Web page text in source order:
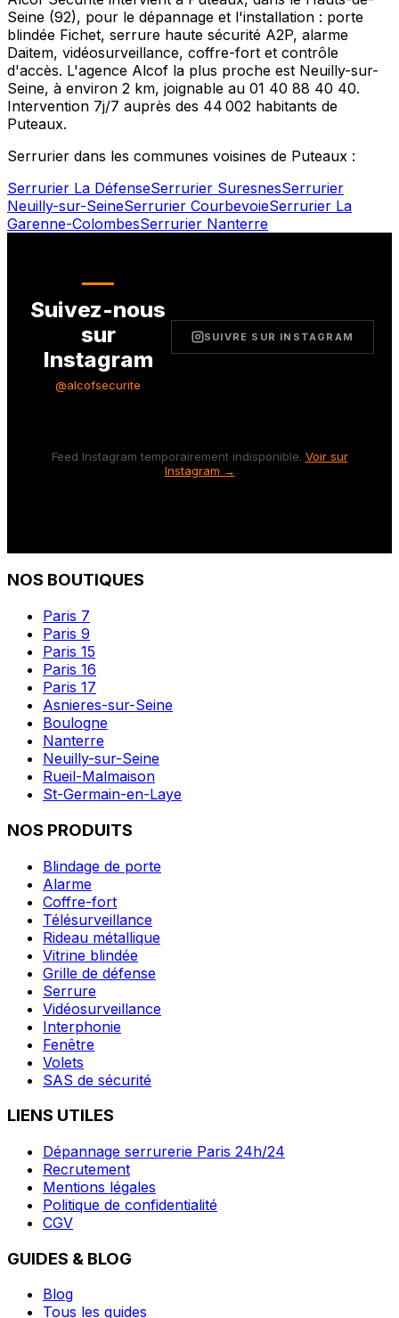
Seine (92), pour le dépannage et l'installation : porte
blindée Fichet, serrure haute sécurité A2P, alarme
Daitem, vidéosurveillance, coffre-fort et contrôle
d'accès. L'agence Alcof la plus proche est Neuilly-sur-
Seine, à environ 2 km, joignable au 01 40 88 40 40.
Intervention 7j/7 auprès des 44 002 habitants de
Puteaux.
Serrurier dans les communes voisines de Puteaux :
Serrurier La DéfenseSerrurier SuresnesSerrurier
Neuilly-sur-SeineSerrurier CourbevoieSerrurier La
Garenne-ColombesSerrurier Nanterre
Suivez-nous
sur
Instagram
@alcofsecurite
SUIVRE SUR INSTAGRAM
Feed Instagram temporairement indisponible. Voir sur
Instagram →
NOS BOUTIQUES
Paris 7
Paris 9
Paris 15
Paris 16
Paris 17
Asnieres-sur-Seine
Boulogne
Nanterre
Neuilly-sur-Seine
Rueil-Malmaison
St-Germain-en-Laye
NOS PRODUITS
Blindage de porte
Alarme
Coffre-fort
Télésurveillance
Rideau métallique
Vitrine blindée
Grille de défense
Serrure
Vidéosurveillance
Interphonie
Fenêtre
Volets
SAS de sécurité
LIENS UTILES
Dépannage serrurerie Paris 24h/24
Recrutement
Mentions légales
Politique de confidentialité
CGV
GUIDES & BLOG
Blog
Tous les guides